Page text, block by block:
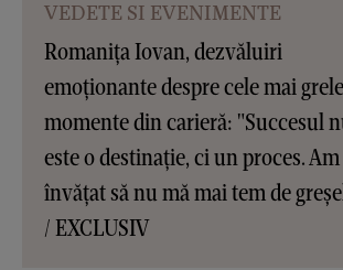
VEDETE SI EVENIMENTE
Romanița Iovan, dezvăluiri
emoționante despre cele mai grele
momente din carieră: "Succesul
este o destinație, ci un proces. Am
învățat să nu mă mai tem de
/ EXCLUSIV